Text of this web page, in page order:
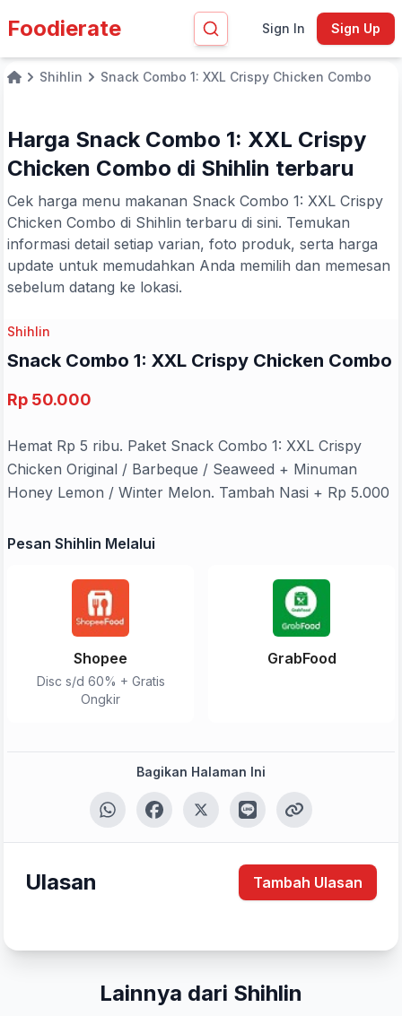
Foodierate Sign In Sign Up
HomeShihlin Snack Combo 1: XXL Crispy Chicken Combo
Harga Snack Combo 1: XXL Crispy
Chicken Combo di Shihlin terbaru
Cek harga menu makanan Snack Combo 1: XXL Crispy
Chicken Combo di Shihlin terbaru di sini. Temukan
informasi detail setiap varian, foto produk, serta harga
update untuk memudahkan Anda memilih dan memesan
sebelum datang ke lokasi.
Shihlin
Snack Combo 1: XXL Crispy Chicken Combo
Rp 50.000
Hemat Rp 5 ribu. Paket Snack Combo 1: XXL Crispy
Chicken Original / Barbeque / Seaweed + Minuman
Honey Lemon / Winter Melon. Tambah Nasi + Rp 5.000
Pesan Shihlin Melalui
Shopee
Disc s/d 60% + Gratis
Ongkir
GrabFood
Bagikan Halaman Ini
Ulasan Tambah Ulasan
Lainnya dari Shihlin